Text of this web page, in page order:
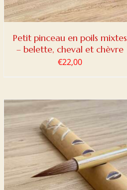
Petit pinceau en poils mixtes
– belette, cheval et chèvre
€22,00